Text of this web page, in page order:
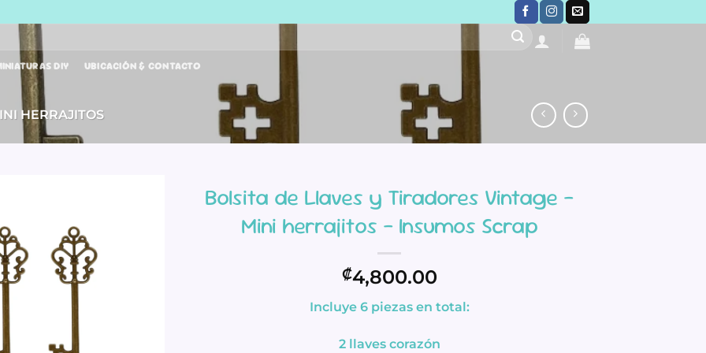
DIY UBICACIÓN & CONTACTO
HERRAJITOS
Bolsita de Llaves y Tiradores Vintage –
Mini herrajitos – Insumos Scrap
₡4,800.00
Incluye 6 piezas en total:
2 llaves corazón